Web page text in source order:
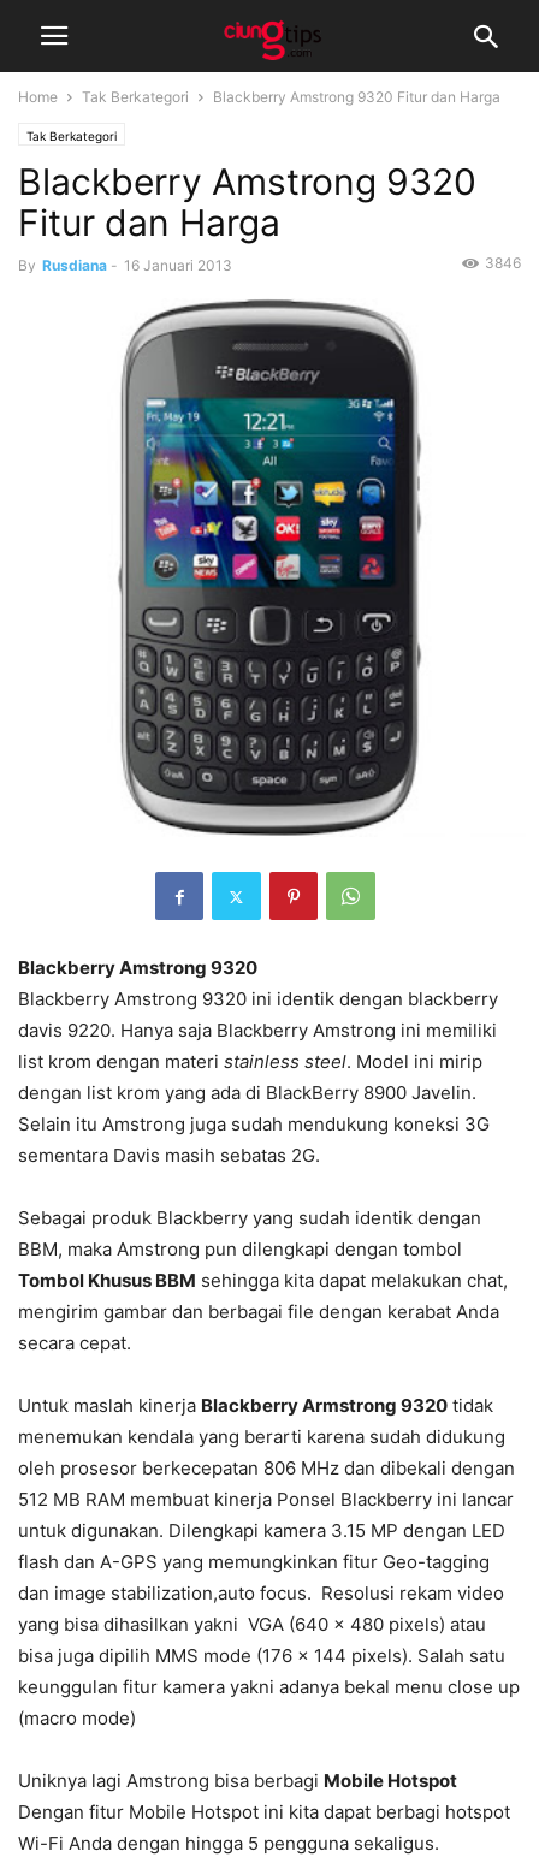
Home Tak Berkategori Blackberry Amstrong 9320 Fitur dan Harga
Tak Berkategori
Blackberry Amstrong 9320
Fitur dan Harga
By Rusdiana - 16 Januari 2013 3846
Blackberry Amstrong 9320
Blackberry Amstrong 9320 ini identik dengan blackberry
davis 9220. Hanya saja Blackberry Amstrong ini memiliki
list krom dengan materi stainless steel. Model ini mirip
dengan list krom yang ada di BlackBerry 8900 Javelin.
Selain itu Amstrong juga sudah mendukung koneksi 3G
sementara Davis masih sebatas 2G.
Sebagai produk Blackberry yang sudah identik dengan
BBM, maka Amstrong pun dilengkapi dengan tombol
Tombol Khusus BBM sehingga kita dapat melakukan chat,
mengirim gambar dan berbagai file dengan kerabat Anda
secara cepat.
Untuk maslah kinerja Blackberry Armstrong 9320 tidak
menemukan kendala yang berarti karena sudah didukung
oleh prosesor berkecepatan 806 MHz dan dibekali dengan
512 MB RAM membuat kinerja Ponsel Blackberry ini lancar
untuk digunakan. Dilengkapi kamera 3.15 MP dengan LED
flash dan A-GPS yang memungkinkan fitur Geo-tagging
dan image stabilization,auto focus. Resolusi rekam video
yang bisa dihasilkan yakni VGA (640 x 480 pixels) atau
bisa juga dipilih MMS mode (176 x 144 pixels). Salah satu
keunggulan fitur kamera yakni adanya bekal menu close up
(macro mode)
Uniknya lagi Amstrong bisa berbagi Mobile Hotspot
Dengan fitur Mobile Hotspot ini kita dapat berbagi hotspot
Wi-Fi Anda dengan hingga 5 pengguna sekaligus.